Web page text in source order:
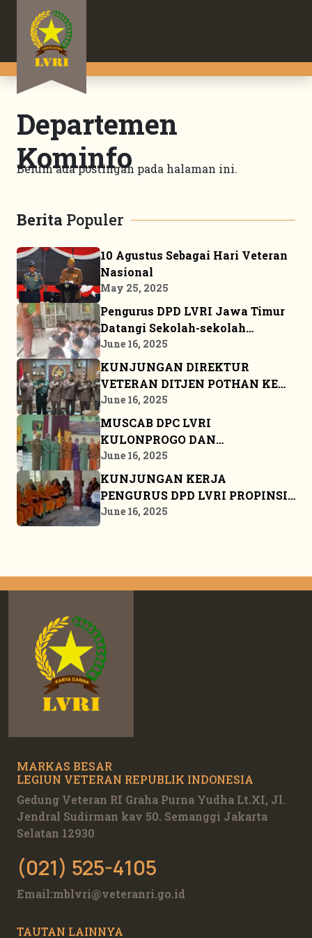
Departemen
Kominfo
Belum ada postingan pada halaman ini.
Berita Populer
10 Agustus Sebagai Hari Veteran
Nasional
May 25, 2025
Pengurus DPD LVRI Jawa Timur
Datangi Sekolah-sekolah
Sosialisasikan JSN ’45
June 16, 2025
KUNJUNGAN DIREKTUR
VETERAN DITJEN POTHAN KE
MARKAS BESAR DPP LVRI
June 16, 2025
MUSCAB DPC LVRI
KULONPROGO DAN
BANGKALAN
June 16, 2025
KUNJUNGAN KERJA
PENGURUS DPD LVRI PROPINSI
KEPULAUAN RIAU KE BINTAN
June 16, 2025
MARKAS BESAR
LEGIUN VETERAN REPUBLIK INDONESIA
Gedung Veteran RI Graha Purna Yudha Lt.XI, Jl.
Jendral Sudirman kav 50. Semanggi Jakarta
Selatan 12930
(021) 525-4105
Email:mblvri@veteranri.go.id
TAUTAN LAINNYA